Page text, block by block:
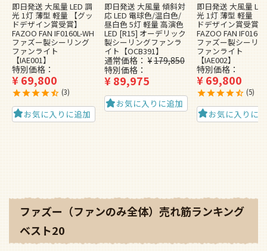
即日発送 大風量 LED 調
光 1灯 薄型 軽量 【グッ
ドデザイン賞受賞】
FAZOO FAN IF0160L-WH
ファズー製シーリング
ファンライト
【IAE001】
特別価格
¥69,800
3
お気に入りに追加
即日発送 大風量 傾斜対
応 LED 電球色/温白色/
昼白色 5灯 軽量 高演色
LED [R15] オーデリック
製シーリングファンラ
イト【OCB391】
通常価格 ¥179,850
特別価格
¥89,975
お気に入りに追加
即日発送 大風量
光 1灯 薄型 軽量 【
ドデザイン賞受賞】
FAZOO FAN
ファズー製シーリ
ファンライト
【IAE002】
特別価格
¥69,800
5
お気に入りに
ファズー（ファンのみ全体）売れ筋ランキング
ベスト20